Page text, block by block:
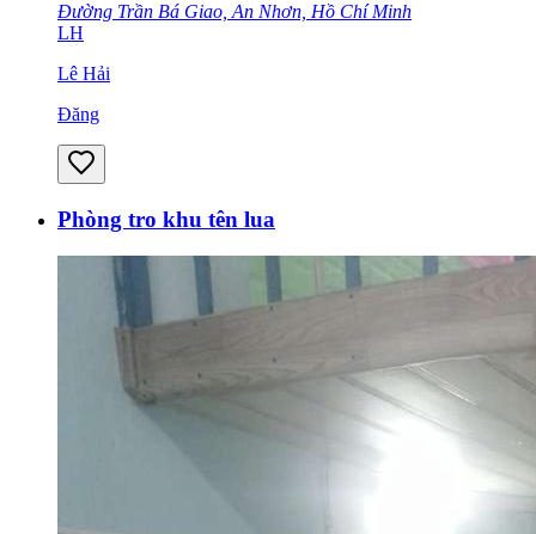
Đường Trần Bá Giao, An Nhơn, Hồ Chí Minh
LH
Lê Hải
Đăng
Phòng tro khu tên lua